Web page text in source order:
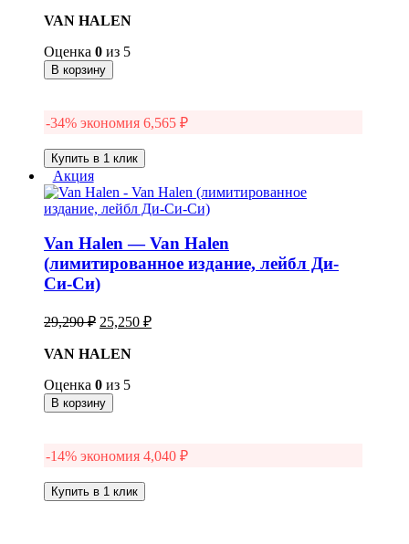
составляла
VAN HALEN
Оценка 0 из 5
В корзину
-34% экономия 6,565 ₽
Купить в 1 клик
Акция
Van Halen — Van Halen
(лимитированное издание, лейбл Ди-
Си-Си)
29,290₽ Первоначальная
составляла
25,250 ₽Текущая
VAN HALEN
Оценка 0 из 5
В корзину
-14% экономия 4,040 ₽
Купить в 1 клик